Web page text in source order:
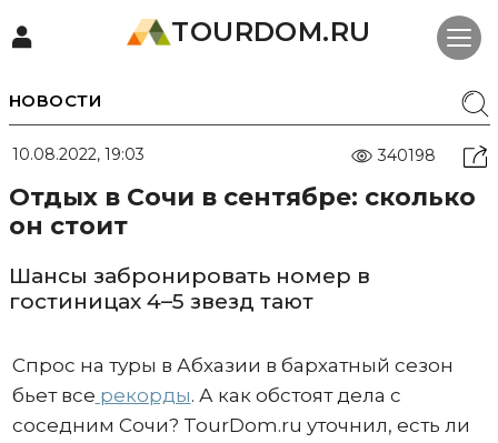
TOURDOM.RU
НОВОСТИ
10.08.2022, 19:03 340198
Отдых в Сочи в сентябре: сколько
он стоит
Шансы забронировать номер в
гостиницах 4–5 звезд тают
Спрос на туры в Абхазии в бархатный сезон
бьет все рекорды. А как обстоят дела с
соседним Сочи? TourDom.ru уточнил, есть ли